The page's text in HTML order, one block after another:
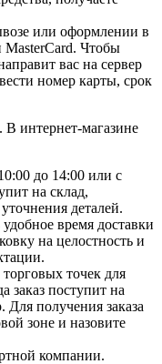
или оформлении в
MasterCard. Чтобы
вас на сервер
номер карты, срок
В интернет-магазине
до 14:00 или с
на склад,
деталей.
время доставки
на целостность и
точек для
заказ поступит на
Для получения заказа
зоне и назовите
компании.